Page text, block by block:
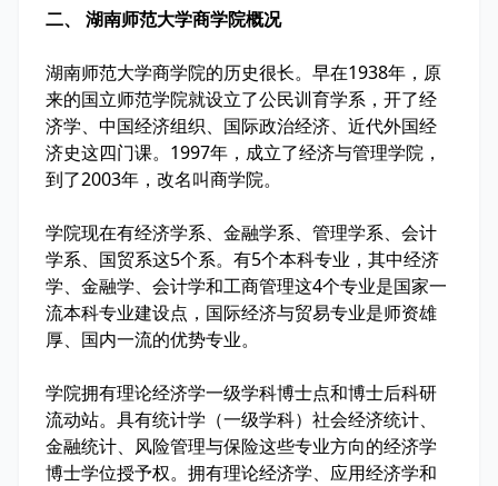
二、 湖南师范大学商学院概况
湖南师范大学商学院的历史很长。早在1938年，原
来的国立师范学院就设立了公民训育学系，开了经
济学、中国经济组织、国际政治经济、近代外国经
济史这四门课。1997年，成立了经济与管理学院，
到了2003年，改名叫商学院。
学院现在有经济学系、金融学系、管理学系、会计
学系、国贸系这5个系。有5个本科专业，其中经济
学、金融学、会计学和工商管理这4个专业是国家一
流本科专业建设点，国际经济与贸易专业是师资雄
厚、国内一流的优势专业。
学院拥有理论经济学一级学科博士点和博士后科研
流动站。具有统计学（一级学科）社会经济统计、
金融统计、风险管理与保险这些专业方向的经济学
博士学位授予权。拥有理论经济学、应用经济学和